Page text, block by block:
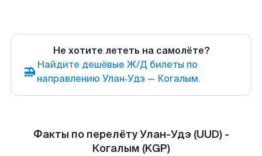
Не хотите лететь на самолёте?
Найдите дешёвые Ж/Д билеты по
направлению Улан‑Удэ — Когалым.
Факты по перелёту Улан-Удэ (UUD) -
Когалым (KGP)